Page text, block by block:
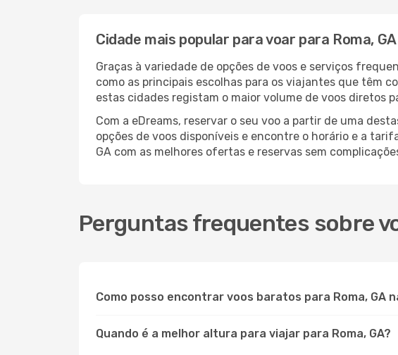
Cidade mais popular para voar para Roma, GA
Graças à variedade de opções de voos e serviços
como as principais escolhas para os viajantes que têm
estas cidades registam o maior volume de voos diretos
Com a eDreams, reservar o seu voo a partir de uma
opções de voos disponíveis e encontre o horário e a
GA com as melhores ofertas e reservas sem
Perguntas frequentes sobre
Como posso encontrar voos baratos para Roma, GA
Quando é a melhor altura para viajar para Roma, GA?